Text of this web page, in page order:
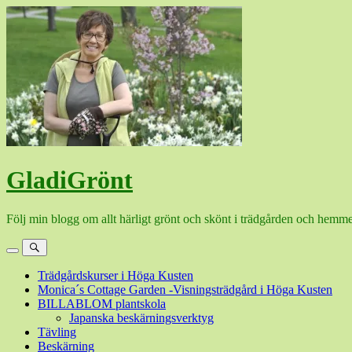
Hoppa
GladiGrönt
Följ min blogg om allt härligt grönt och skönt i trädgården och
MenySök
Trädgårdskurser i Höga Kusten
Monica´s Cottage Garden -Visningsträdgård i Höga Kusten
BILLABLOM plantskola
Japanska beskärningsverktyg
Tävling
Beskärning